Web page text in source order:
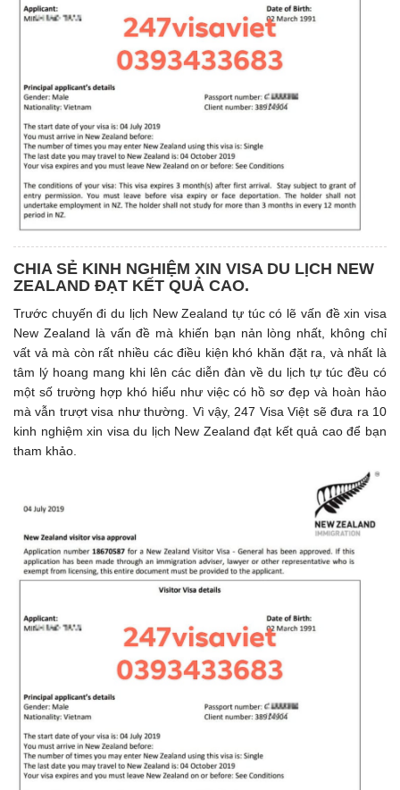
CHIA SẺ KINH NGHIỆM XIN VISA DU LỊCH NEW
ZEALAND ĐẠT KẾT QUẢ CAO.
Trước chuyến đi du lịch New Zealand tự túc có lẽ vấn đề xin visa
New Zealand là vấn đề mà khiến bạn nản lòng nhất, không chỉ
vất vả mà còn rất nhiều các điều kiện khó khăn đặt ra, và nhất là
tâm lý hoang mang khi lên các diễn đàn về du lịch tự túc đều có
một số trường hợp khó hiểu như việc có hồ sơ đẹp và hoàn hảo
mà vẫn trượt visa như thường. Vì vậy, 247 Visa Việt sẽ đưa ra 10
kinh nghiệm xin visa du lịch New Zealand đạt kết quả cao để bạn
tham khảo.